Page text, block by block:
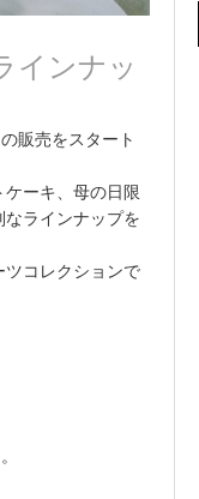
インナッ
販売をスタート
ーキ、母の日限
ラインナップを
ツコレクションで